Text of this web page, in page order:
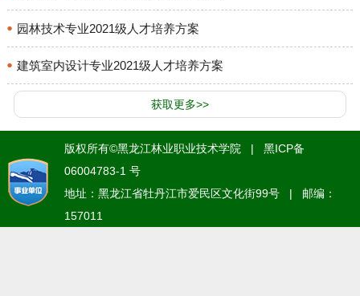
园林技术专业2021级人才培养方案
建筑室内设计专业2021级人才培养方案
获取更多>>
版权所有©黑龙江林业职业技术学院 | 黑ICP备
06004783-1 号
地址：黑龙江省牡丹江市爱民区文化街99号 | 邮编：
157011